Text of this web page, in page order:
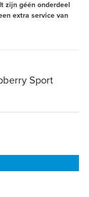
zijn géén onderdeel
extra service van
Sport